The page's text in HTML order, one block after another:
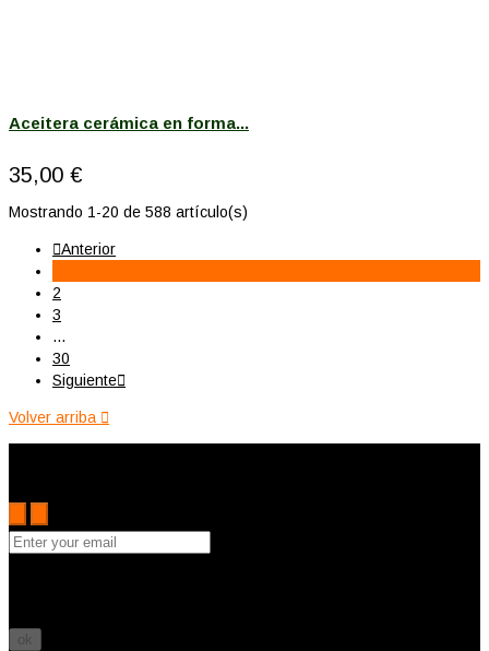
Aceitera cerámica en forma...
35,00 €
Mostrando 1-20 de 588 artículo(s)
Anterior
2
3
…
30
Siguiente
Volver arriba 